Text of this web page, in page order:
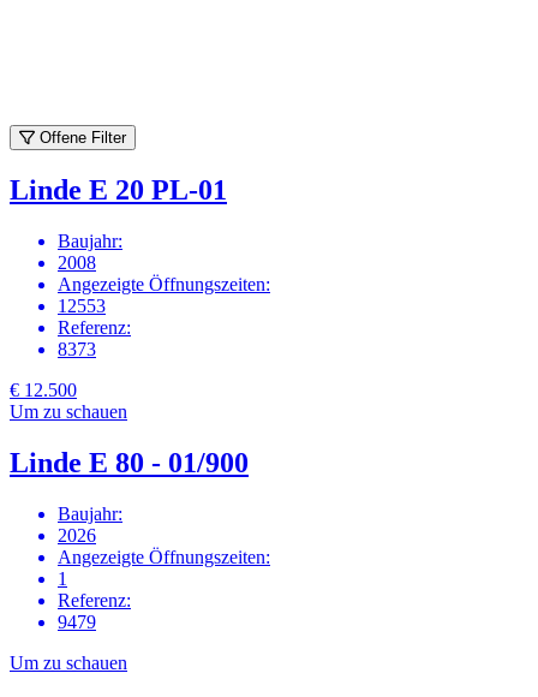
Offene Filter
Linde E 20 PL-01
Baujahr:
2008
Angezeigte Öffnungszeiten:
12553
Referenz:
8373
€ 12.500
Um zu schauen
Linde E 80 - 01/900
Baujahr:
2026
Angezeigte Öffnungszeiten:
1
Referenz:
9479
Um zu schauen